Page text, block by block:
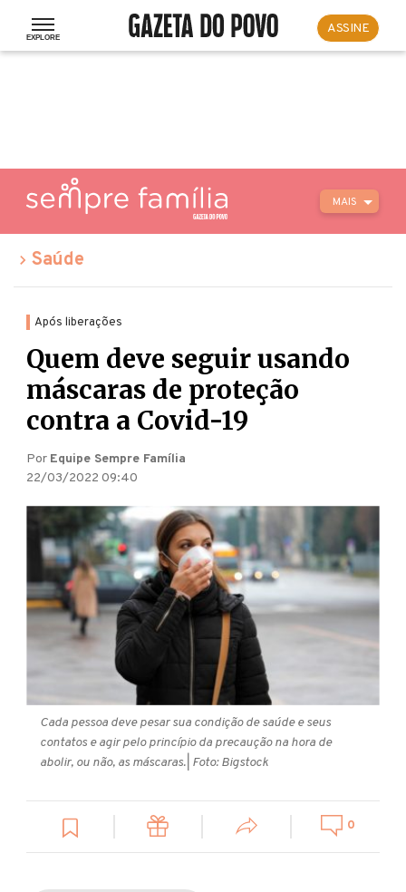
ASSINE
MAIS
Saúde
Após liberações
Quem deve seguir usando
máscaras de proteção
contra a Covid-19
Por Equipe Sempre Família
22/03/2022 09:40
Cada pessoa deve pesar sua condição de saúde e seus
contatos e agir pelo princípio da precaução na hora de
abolir, ou não, as máscaras. | Foto: Bigstock
0